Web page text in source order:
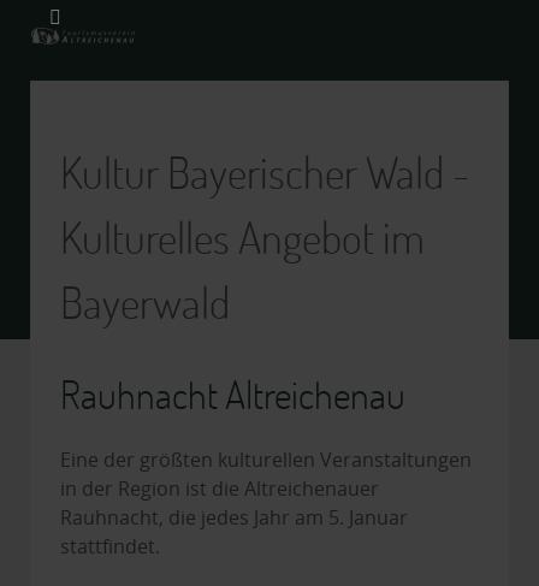
Kultur Bayerischer Wald -
Kulturelles Angebot im
Bayerwald
Rauhnacht Altreichenau
Eine der größten kulturellen Veranstaltungen
in der Region ist die Altreichenauer
Rauhnacht, die jedes Jahr am 5. Januar
stattfindet.